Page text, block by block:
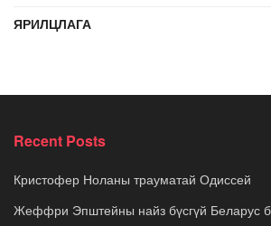
ЯРИЛЦЛАГА
Recent Posts
Кристофер Ноланы трауматай Одиссей
Жеффри Эпштейны найз бүсгүй Беларус